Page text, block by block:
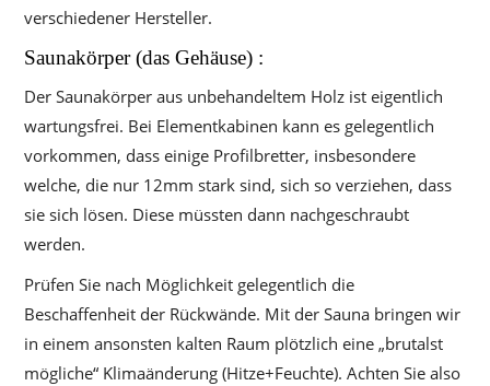
verschiedener Hersteller.
Saunakörper (das Gehäuse) :
Der Saunakörper aus unbehandeltem Holz ist eigentlich
wartungsfrei. Bei Elementkabinen kann es gelegentlich
vorkommen, dass einige Profilbretter, insbesondere
welche, die nur 12mm stark sind, sich so verziehen, dass
sie sich lösen. Diese müssten dann nachgeschraubt
werden.
Prüfen Sie nach Möglichkeit gelegentlich die
Beschaffenheit der Rückwände. Mit der Sauna bringen wir
in einem ansonsten kalten Raum plötzlich eine „brutalst
mögliche“ Klimaänderung (Hitze+Feuchte). Achten Sie also